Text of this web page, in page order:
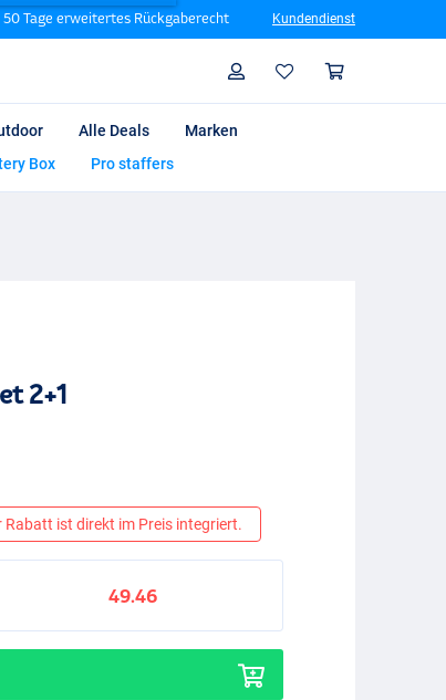
50 Tage erweitertes Rückgaberecht Kundendienst
Profil
Alle Deals
Marken
Box Pro staffers
2+1
Rabatt ist direkt im Preis integriert.
49.46